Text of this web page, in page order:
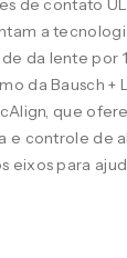
de contato
a
da lente por
da Bausch
que
e controle de
eixos para